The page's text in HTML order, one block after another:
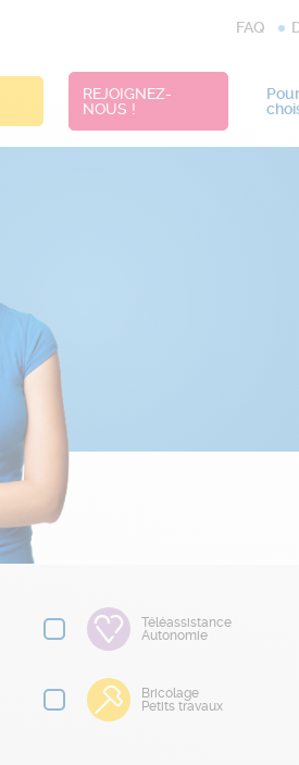
FAQ
REJOIGNEZ-
NOUS !
Téléassistance
Autonomie
Bricolage
Petits travaux